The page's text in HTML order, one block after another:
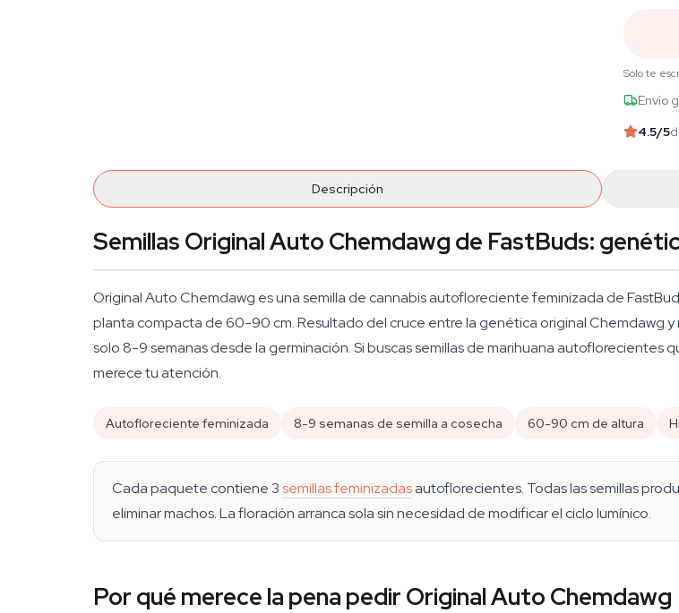
Solo te
Envío
4.5/5
Descripción
Semillas Original Auto Chemdawg de FastBuds:
Original Auto Chemdawg es una semilla de cannabis autofloreciente feminizada de
planta compacta de 60-90 cm. Resultado del cruce entre la genética original Chemdawg
solo 8-9 semanas desde la germinación. Si buscas semillas de marihuana autoflorecientes
merece tu atención.
Autofloreciente feminizada 8-9 semanas de semilla a cosecha 60-90 cm de altura
Cada paquete contiene 3semillas feminizadasautoflorecientes. Todas las semillas
eliminar machos. La floración arranca sola sin necesidad de modificar el ciclo lumínico.
Por qué merece la pena pedir Original Auto Chemdawg